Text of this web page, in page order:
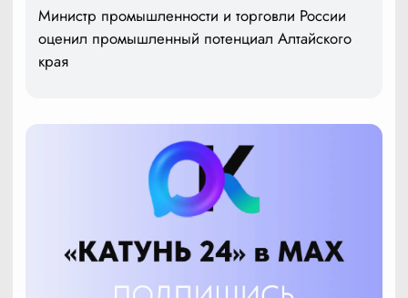
Министр промышленности и торговли России
оценил промышленный потенциал Алтайского
края